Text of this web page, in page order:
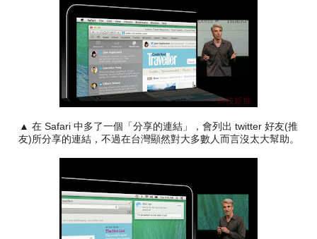
▲ 在 Safari 中多了一個「分享的連結」，會列出 twitter 好友(推
友)所分享的連結，不過在台灣顯然對大多數人而言沒太大幫助。